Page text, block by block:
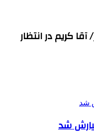
آقا کریم در انتظار
شد